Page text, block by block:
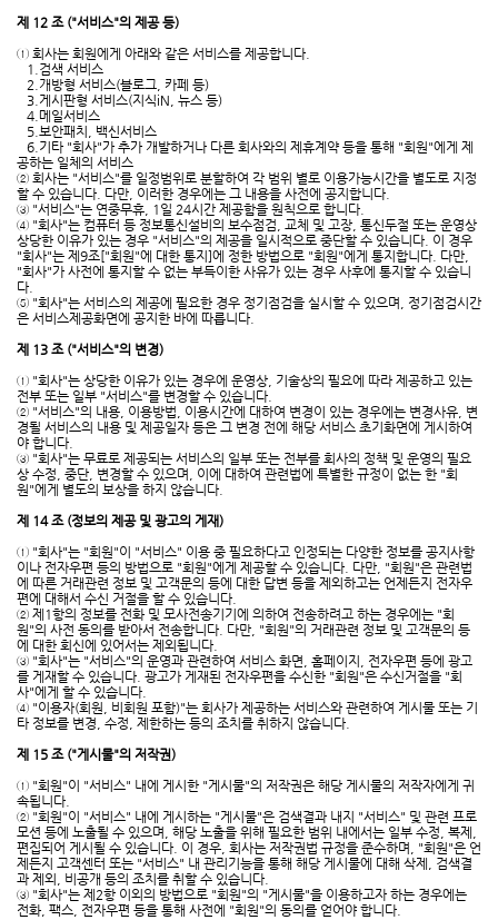
제 12 조 ("서비스"의 제공 등)
① 회사는 회원에게 아래와 같은 서비스를 제공합니다.
1.검색 서비스
2.개방형 서비스(블로그, 카페 등)
3.게시판형 서비스(지식iN, 뉴스 등)
4.메일서비스
5.보안패치, 백신서비스
6.기타 "회사"가 추가 개발하거나 다른 회사와의 제휴계약 등을 통해 "회원"에게 제
공하는 일체의 서비스
② 회사는 "서비스"를 일정범위로 분할하여 각 범위 별로 이용가능시간을 별도로 지정
할 수 있습니다. 다만, 이러한 경우에는 그 내용을 사전에 공지합니다.
③ "서비스"는 연중무휴, 1일 24시간 제공함을 원칙으로 합니다.
④ "회사"는 컴퓨터 등 정보통신설비의 보수점검, 교체 및 고장, 통신두절 또는 운영상
상당한 이유가 있는 경우 "서비스"의 제공을 일시적으로 중단할 수 있습니다. 이 경우
"회사"는 제9조["회원"에 대한 통지]에 정한 방법으로 "회원"에게 통지합니다. 다만,
"회사"가 사전에 통지할 수 없는 부득이한 사유가 있는 경우 사후에 통지할 수 있습니
다.
⑤ "회사"는 서비스의 제공에 필요한 경우 정기점검을 실시할 수 있으며, 정기점검시간
은 서비스제공화면에 공지한 바에 따릅니다.
제 13 조 ("서비스"의 변경)
① "회사"는 상당한 이유가 있는 경우에 운영상, 기술상의 필요에 따라 제공하고 있는
전부 또는 일부 "서비스"를 변경할 수 있습니다.
② "서비스"의 내용, 이용방법, 이용시간에 대하여 변경이 있는 경우에는 변경사유, 변
경될 서비스의 내용 및 제공일자 등은 그 변경 전에 해당 서비스 초기화면에 게시하여
야 합니다.
③ "회사"는 무료로 제공되는 서비스의 일부 또는 전부를 회사의 정책 및 운영의 필요
상 수정, 중단, 변경할 수 있으며, 이에 대하여 관련법에 특별한 규정이 없는 한 "회
원"에게 별도의 보상을 하지 않습니다.
제 14 조 (정보의 제공 및 광고의 게재)
① "회사"는 "회원"이 "서비스" 이용 중 필요하다고 인정되는 다양한 정보를 공지사항
이나 전자우편 등의 방법으로 "회원"에게 제공할 수 있습니다. 다만, "회원"은 관련법
에 따른 거래관련 정보 및 고객문의 등에 대한 답변 등을 제외하고는 언제든지 전자우
편에 대해서 수신 거절을 할 수 있습니다.
② 제1항의 정보를 전화 및 모사전송기기에 의하여 전송하려고 하는 경우에는 "회
원"의 사전 동의를 받아서 전송합니다. 다만, "회원"의 거래관련 정보 및 고객문의 등
에 대한 회신에 있어서는 제외됩니다.
③ "회사"는 "서비스"의 운영과 관련하여 서비스 화면, 홈페이지, 전자우편 등에 광고
를 게재할 수 있습니다. 광고가 게재된 전자우편을 수신한 "회원"은 수신거절을 "회
사"에게 할 수 있습니다.
④ "이용자(회원, 비회원 포함)"는 회사가 제공하는 서비스와 관련하여 게시물 또는 기
타 정보를 변경, 수정, 제한하는 등의 조치를 취하지 않습니다.
제 15 조 ("게시물"의 저작권)
① "회원"이 "서비스" 내에 게시한 "게시물"의 저작권은 해당 게시물의 저작자에게 귀
속됩니다.
② "회원"이 "서비스" 내에 게시하는 "게시물"은 검색결과 내지 "서비스" 및 관련 프로
모션 등에 노출될 수 있으며, 해당 노출을 위해 필요한 범위 내에서는 일부 수정, 복제,
편집되어 게시될 수 있습니다. 이 경우, 회사는 저작권법 규정을 준수하며, "회원"은 언
제든지 고객센터 또는 "서비스" 내 관리기능을 통해 해당 게시물에 대해 삭제, 검색결
과 제외, 비공개 등의 조치를 취할 수 있습니다.
③ "회사"는 제2항 이외의 방법으로 "회원"의 "게시물"을 이용하고자 하는 경우에는
전화, 팩스, 전자우편 등을 통해 사전에 "회원"의 동의를 얻어야 합니다.